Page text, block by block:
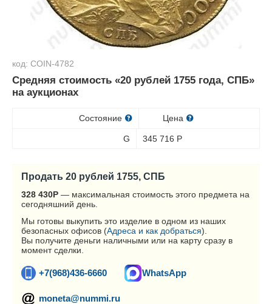
код: COIN-4782
Средняя стоимость «20 рублей 1755 года, СПБ»
на аукционах
Состояние Цена
G 345 716 Р
Продать 20 рублей 1755, СПБ
328 430Р — максимальная стоимость этого предмета на
сегодняшний день.
Мы готовы выкупить это изделие в одном из наших
безопасных офисов (Адреса и как добраться).
Вы получите деньги наличными или на карту сразу в
момент сделки.
+7(968)436-6660 WhatsApp
moneta@nummi.ru